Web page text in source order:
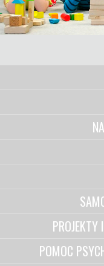
PROJEKTY
POMOC